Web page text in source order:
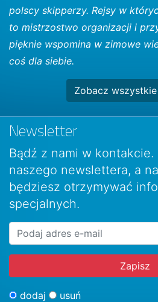
polscy skipperzy. Rejsy w
to mistrzostwo organizacji i
pięknie wspomina w zimowe
coś dla siebie.
Zobacz
Newsletter
Bądź z nami w kontakcie.
naszego newslettera, a
będziesz otrzymywać
specjalnych.
dodaj usuń